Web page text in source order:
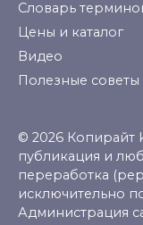
Словарь
Цены и каталог
Видео
Полезные советы
© 2026 Копирайт
публикация и
переработка
исключительно
Администрация